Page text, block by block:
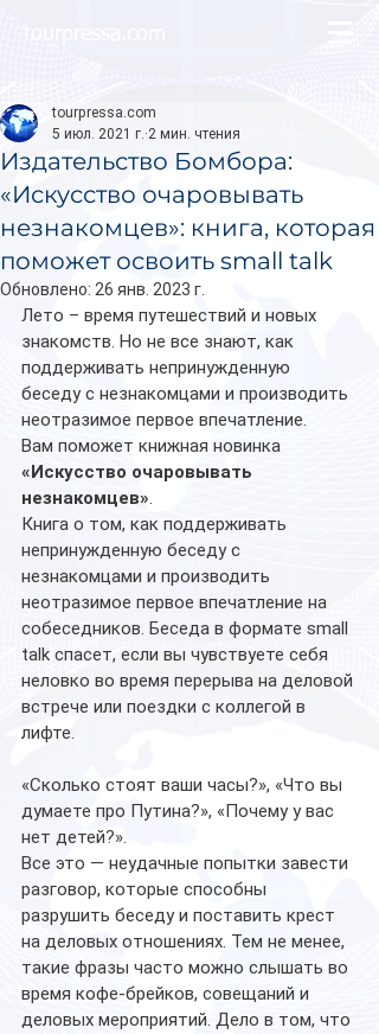
Издательство Бомбора:
«Искусство очаровывать
незнакомцев»: книга, которая
поможет освоить small talk
tourpressa.com
5 июл. 2021 г. 2 мин. чтения
Обновлено: 26 янв. 2023 г.
Лето – время путешествий и новых
знакомств. Но не все знают, как
поддерживать непринужденную
беседу с незнакомцами и производить
неотразимое первое впечатление.
Вам поможет книжная новинка
«Искусство очаровывать
незнакомцев».
Книга о том, как поддерживать
непринужденную беседу с
незнакомцами и производить
неотразимое первое впечатление на
собеседников. Беседа в формате small
talk спасет, если вы чувствуете себя
неловко во время перерыва на деловой
встрече или поездки с коллегой в
лифте.
«Сколько стоят ваши часы?», «Что вы
думаете про Путина?», «Почему у вас
нет детей?».
Все это — неудачные попытки завести
разговор, которые способны
разрушить беседу и поставить крест
на деловых отношениях. Тем не менее,
такие фразы часто можно слышать во
время кофе-брейков, совещаний и
деловых мероприятий. Дело в том, что